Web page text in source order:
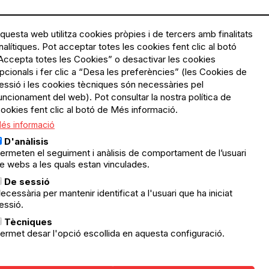
Menú
Legal
Política de privacitat
Avís legal
Política de cookies
organitzadors.
web utilitza cookies pròpies i de tercers amb finalitats
Pot acceptar totes les cookies fent clic al botó
totes les Cookies” o desactivar les cookies
i fer clic a “Desa les preferències” (les Cookies de
i les cookies tècniques són necessàries pel
del web). Pot consultar la nostra política de
fent clic al botó de Més informació.
informació
D'anàlisis
el seguiment i anàlisis de comportament de l’usuari
webs a les quals estan vinculades.
De sessió
per mantenir identificat a l'usuari que ha iniciat
Tècniques
desar l'opció escollida en aquesta configuració.